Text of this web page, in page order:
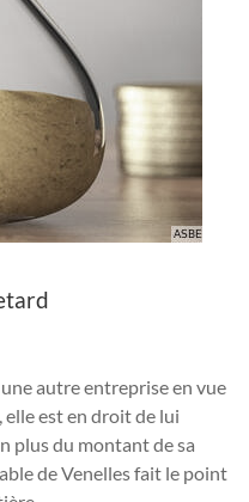
autre entreprise en vue
est en droit de lui
plus du montant de sa
de Venelles fait le point